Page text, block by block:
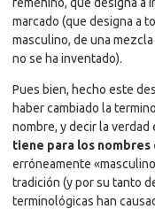
marcado (que designa a
masculino, de una
no se ha inventado).
Pues bien, hecho este
haber cambiado la
nombre, y decir la verdad
tiene para los nombres
erróneamente
tradición (y por su tanto
terminológicas han